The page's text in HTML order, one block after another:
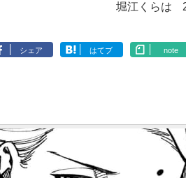
堀江くらは
シェア はてブ note